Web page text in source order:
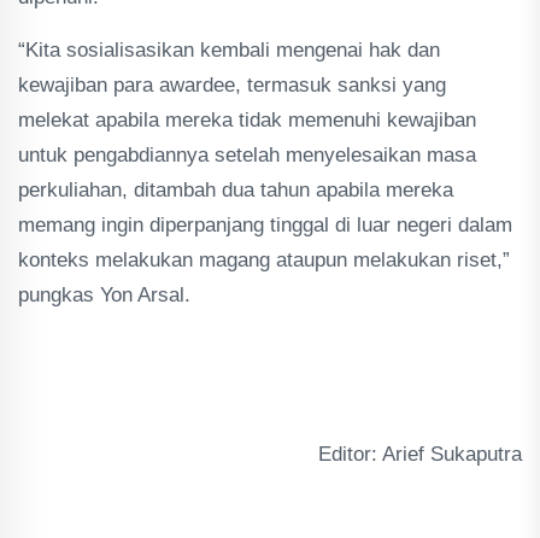
“Kita sosialisasikan kembali mengenai hak dan
kewajiban para awardee, termasuk sanksi yang
melekat apabila mereka tidak memenuhi kewajiban
untuk pengabdiannya setelah menyelesaikan masa
perkuliahan, ditambah dua tahun apabila mereka
memang ingin diperpanjang tinggal di luar negeri dalam
konteks melakukan magang ataupun melakukan riset,”
pungkas Yon Arsal.
Editor: Arief Sukaputra